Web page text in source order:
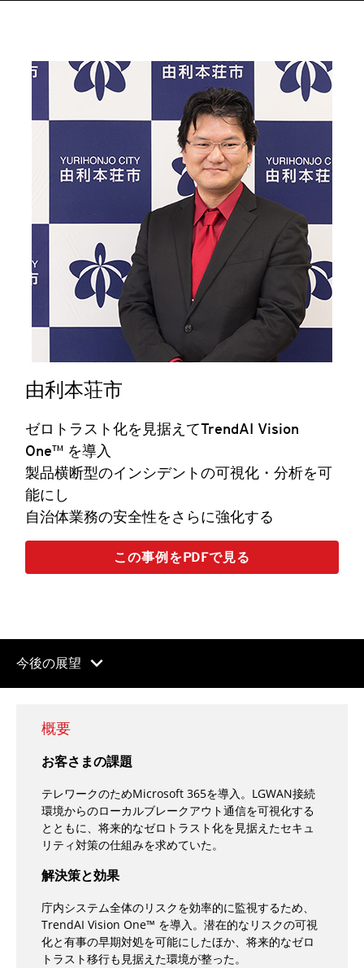
由利本荘市
ゼロトラスト化を見据えてTrendAI Vision
One™ を導入
製品横断型のインシデントの可視化・分析を可
能にし
自治体業務の安全性をさらに強化する
この事例をPDFで見る
今後の展望 chevron_right
概要
お客さまの課題
テレワークのためMicrosoft 365を導入。LGWAN接続
環境からのローカルブレークアウト通信を可視化する
とともに、将来的なゼロトラスト化を見据えたセキュ
リティ対策の仕組みを求めていた。
解決策と効果
庁内システム全体のリスクを効率的に監視するため、
TrendAI Vision One™ を導入。潜在的なリスクの可視
化と有事の早期対処を可能にしたほか、将来的なゼロ
トラスト移行も見据えた環境が整った。